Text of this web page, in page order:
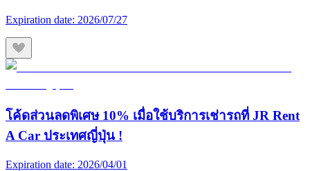
Expiration date: 2026/07/27
โค้ดส่วนลดพิเศษ 10% เมื่อใช้บริการเช่ารถที่ JR Rent
A Car ประเทศญี่ปุ่น !
Expiration date: 2026/04/01